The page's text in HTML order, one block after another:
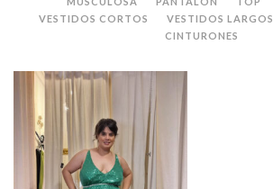
VESTIDOS CORTOS
VESTIDOS LARGOS
CINTURONES